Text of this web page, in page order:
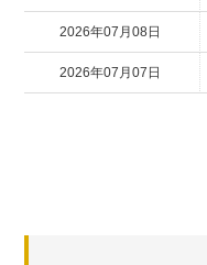
2026年07月08日
2026年07月07日